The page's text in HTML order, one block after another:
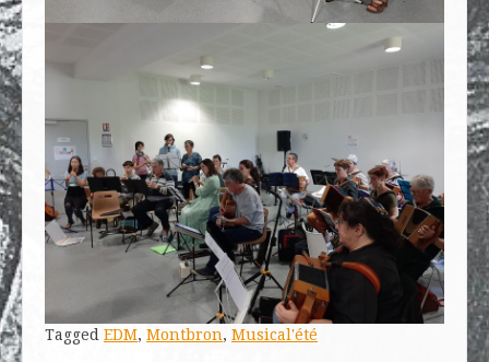
Tagged EDM, Montbron, Musical'été